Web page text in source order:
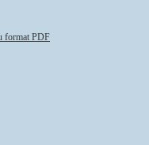
format PDF